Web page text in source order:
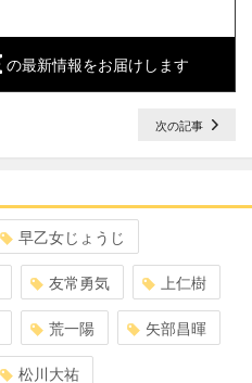
の最新情報をお届けします
次の記事
早乙女じょうじ
友常勇気 上仁樹
荒一陽 矢部昌暉
松川大祐